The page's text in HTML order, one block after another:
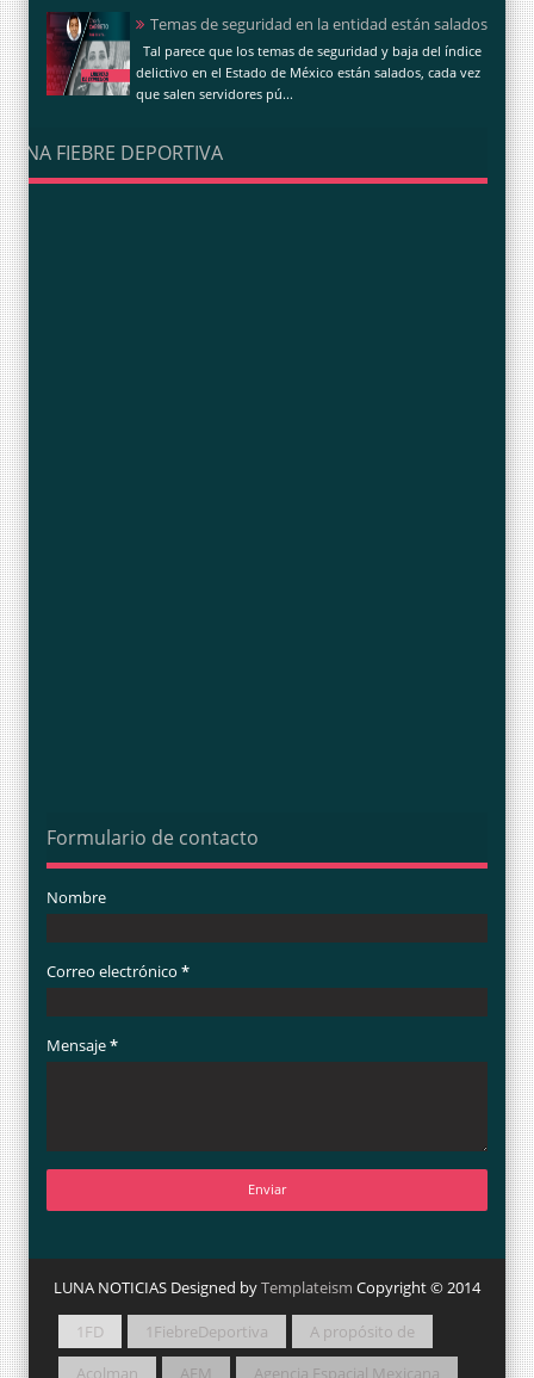
Temas de seguridad en la entidad están salados
Tal parece que los temas de seguridad y baja del índice
delictivo en el Estado de México están salados, cada vez
que salen servidores pú...
UNA FIEBRE DEPORTIVA
Formulario de contacto
Nombre
Correo electrónico *
Mensaje*
LUNA NOTICIAS Designed byTemplateism Copyright © 2014
1FD 1FiebreDeportiva
A propósito de
Acolman
AEM
Agencia Espacial Mexicana